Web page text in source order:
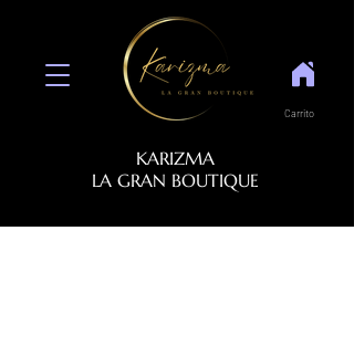
KARIZMA
LA GRAN BOUTIQUE
Carrito